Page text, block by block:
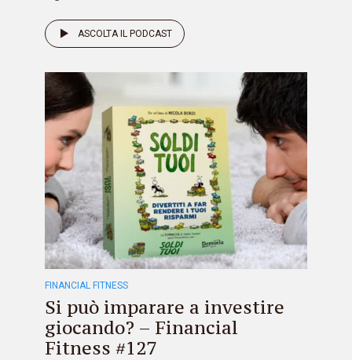
ASCOLTA IL PODCAST
FINANCIAL FITNESS
Si può imparare a investire
giocando? – Financial
Fitness #127